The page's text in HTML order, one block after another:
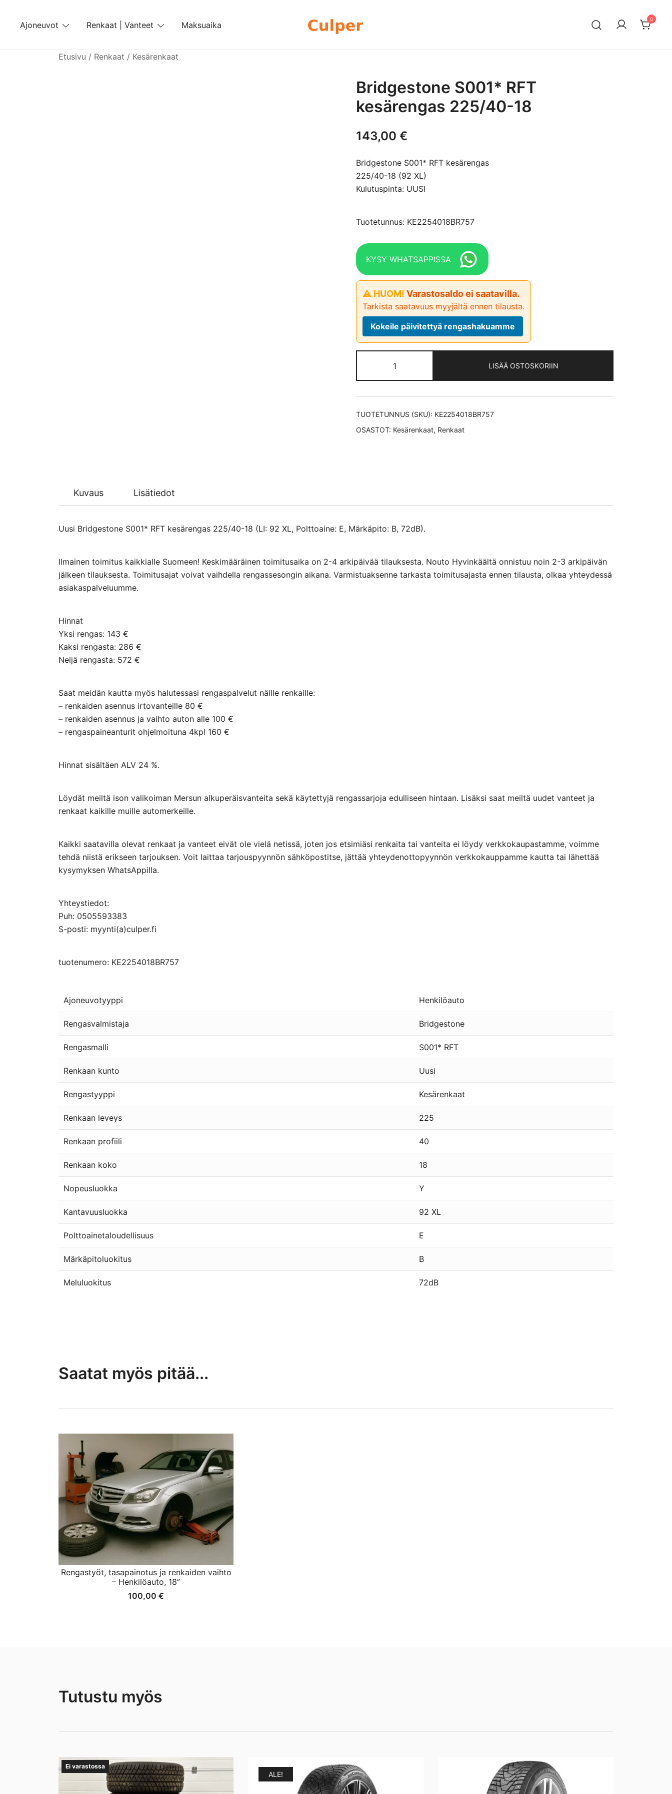
content
Ajoneuvot Renkaat | Vanteet Maksuaika
0
Etusivu / Renkaat / Kesärenkaat
Bridgestone S001* RFT
kesärengas 225/40-18
143,00 €
Bridgestone S001* RFT kesärengas
225/40-18 (92 XL)
Kulutuspinta: UUSI
Tuotetunnus: KE2254018BR757
KYSY WHATSAPPISSA
⚠ HUOM! Varastosaldo ei saatavilla.
Tarkista saatavuus myyjältä ennen tilausta.
Kokeile päivitettyä rengashakuamme
S001* RFT
kesärengas
225/40-
18
LISÄÄ OSTOSKORIIN
TUOTETUNNUS (SKU): KE2254018BR757
OSASTOT: Kesärenkaat, Renkaat
Kuvaus Lisätiedot
Uusi Bridgestone S001* RFT kesärengas 225/40-18 (LI: 92 XL, Polttoaine: E, Märkäpito: B, 72dB).
Ilmainen toimitus kaikkialle Suomeen! Keskimääräinen toimitusaika on 2-4 arkipäivää tilauksesta. Nouto Hyvinkäältä onnistuu noin 2-3 arkipäivän
jälkeen tilauksesta. Toimitusajat voivat vaihdella rengassesongin aikana. Varmistuaksenne tarkasta toimitusajasta ennen tilausta, olkaa yhteydessä
asiakaspalveluumme.
Hinnat
Yksi rengas: 143 €
Kaksi rengasta: 286 €
Neljä rengasta: 572 €
Saat meidän kautta myös halutessasi rengaspalvelut näille renkaille:
– renkaiden asennus irtovanteille 80 €
– renkaiden asennus ja vaihto auton alle 100 €
– rengaspaineanturit ohjelmoituna 4kpl 160 €
Hinnat sisältäen ALV 24 %.
Löydät meiltä ison valikoiman Mersun alkuperäisvanteita sekä käytettyjä rengassarjoja edulliseen hintaan. Lisäksi saat meiltä uudet vanteet ja
renkaat kaikille muille automerkeille.
Kaikki saatavilla olevat renkaat ja vanteet eivät ole vielä netissä, joten jos etsimiäsi renkaita tai vanteita ei löydy verkkokaupastamme, voimme
tehdä niistä erikseen tarjouksen. Voit laittaa tarjouspyynnön sähköpostitse, jättää yhteydenottopyynnön verkkokauppamme kautta tai lähettää
kysymyksen WhatsAppilla.
Yhteystiedot:
Puh: 0505593383
S-posti: myynti(a)culper.fi
tuotenumero: KE2254018BR757
Ajoneuvotyyppi Henkilöauto
Rengasvalmistaja Bridgestone
Rengasmalli S001* RFT
Renkaan kunto Uusi
Rengastyyppi Kesärenkaat
Renkaan leveys 225
Renkaan profiili 40
Renkaan koko 18
Nopeusluokka Y
Kantavuusluokka 92 XL
Polttoainetaloudellisuus E
Märkäpitoluokitus B
Meluluokitus 72dB
Saatat myös pitää...
Rengastyöt, tasapainotus ja renkaiden vaihto
– Henkilöauto, 18”
100,00 €
Tutustu myös
Ei varastossa
ALE!